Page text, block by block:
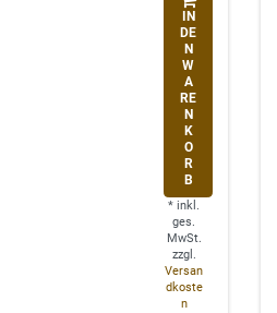
IN
DE
N
W
A
RE
N
K
O
R
B
* inkl.
ges.
MwSt.
zzgl.
Versan
dkoste
n